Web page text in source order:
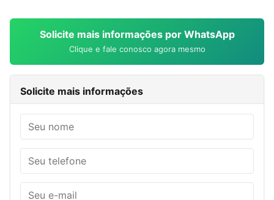
Solicite mais informações por WhatsApp
Clique e fale conosco agora mesmo
Solicite mais informações